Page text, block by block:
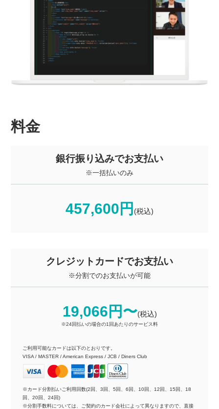
料金
銀行振り込みでお支払い
※一括払いのみ
457,600円 (税込)
クレジットカードでお支払い
※分割でのお支払いが可能
19,066円〜(税込)
※24回払いの場合の1回あたりのサービス料
ご利用可能なカードは以下のとおりです。
VISA / MASTER / American Express / JCB / Diners Club
※カード分割払いご利用回数(2回、3回、5回、6回、10回、12回、15回、18
回、20回、24回)
※分割手数料については、ご契約のカード会社によって異なりますので、直接